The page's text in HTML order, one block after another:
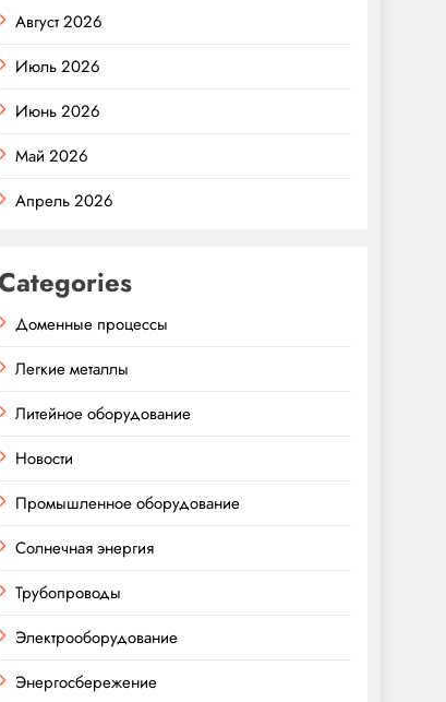
Август 2026
Июль 2026
Июнь 2026
Май 2026
Апрель 2026
Доменные процессы
Легкие металлы
Литейное оборудование
Новости
Промышленное оборудование
Солнечная энергия
Трубопроводы
Электрооборудование
Энергосбережение